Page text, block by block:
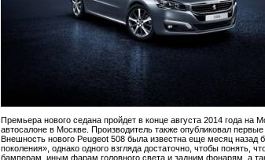
Премьера нового седана пройдет в конце августа 2014 года
автосалоне в Москве. Производитель также опубликовал
Внешность нового Peugeot 508 была известна еще месяц
поколения», однако одного взгляда достаточно, чтобы понять,
бамперам, иным фарам головного света и задним фонарям, а